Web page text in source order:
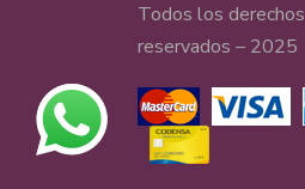
Todos los derechos
reservados – 2025